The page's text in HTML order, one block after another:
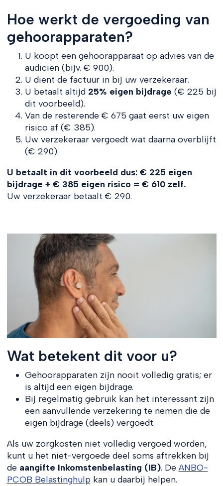
Hoe werkt de vergoeding van
gehoorapparaten?
U koopt een gehoorapparaat op advies van de
audicien (bijv. € 900).
U dient de factuur in bij uw verzekeraar.
U betaalt altijd 25% eigen bijdrage (€ 225 bij
dit voorbeeld).
Van de resterende € 675 gaat eerst uw eigen
risico af (€ 385).
Uw verzekeraar vergoedt wat daarna overblijft
(€ 290).
U betaalt in dit voorbeeld dus: € 225 eigen
bijdrage + € 385 eigen risico = € 610 zelf.
Uw verzekeraar betaalt € 290.
Wat betekent dit voor u?
Gehoorapparaten zijn nooit volledig gratis; er
is altijd een eigen bijdrage.
Bij regelmatig gebruik kan het interessant zijn
een aanvullende verzekering te nemen die de
eigen bijdrage (deels) vergoedt.
Als uw zorgkosten niet volledig vergoed worden,
kunt u het niet-vergoede deel soms aftrekken bij
de aangifte Inkomstenbelasting (IB). De ANBO-
PCOB Belastinghulp kan u daarbij helpen.